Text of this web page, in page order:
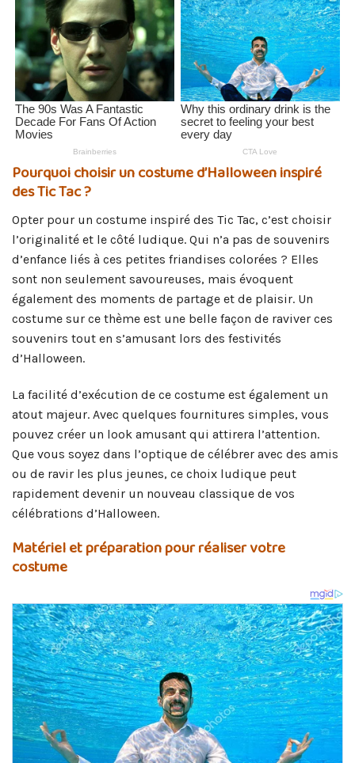
Pourquoi choisir un costume d’Halloween inspiré
des Tic Tac ?
Opter pour un costume inspiré des Tic Tac, c’est choisir
l’originalité et le côté ludique. Qui n’a pas de souvenirs
d’enfance liés à ces petites friandises colorées ? Elles
sont non seulement savoureuses, mais évoquent
également des moments de partage et de plaisir. Un
costume sur ce thème est une belle façon de raviver ces
souvenirs tout en s’amusant lors des festivités
d’Halloween.
La facilité d’exécution de ce costume est également un
atout majeur. Avec quelques fournitures simples, vous
pouvez créer un look amusant qui attirera l’attention.
Que vous soyez dans l’optique de célébrer avec des amis
ou de ravir les plus jeunes, ce choix ludique peut
rapidement devenir un nouveau classique de vos
célébrations d’Halloween.
Matériel et préparation pour réaliser votre
costume